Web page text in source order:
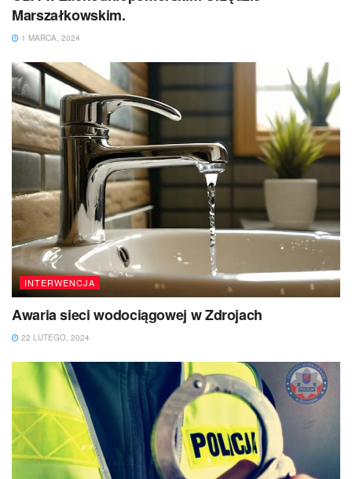
Marszałkowskim.
1 MARCA, 2024
INTERWENCJA
Awaria sieci wodociągowej w Zdrojach
22 LUTEGO, 2024